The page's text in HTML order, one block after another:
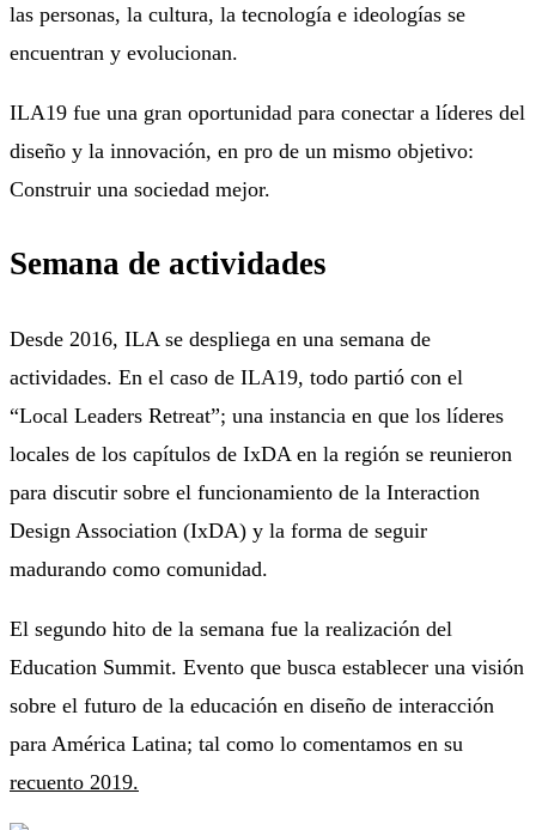
las personas, la cultura, la tecnología e ideologías se
encuentran y evolucionan.
ILA19 fue una gran oportunidad para conectar a líderes del
diseño y la innovación, en pro de un mismo objetivo:
Construir una sociedad mejor.
Semana de actividades
Desde 2016, ILA se despliega en una semana de
actividades. En el caso de ILA19, todo partió con el
“Local Leaders Retreat”; una instancia en que los líderes
locales de los capítulos de IxDA en la región se reunieron
para discutir sobre el funcionamiento de la Interaction
Design Association (IxDA) y la forma de seguir
madurando como comunidad.
El segundo hito de la semana fue la realización del
Education Summit. Evento que busca establecer una visión
sobre el futuro de la educación en diseño de interacción
para América Latina; tal como lo comentamos en su
recuento 2019.